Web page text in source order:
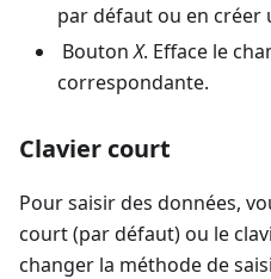
par défaut ou en créer
BoutonX. Efface le
correspondante.
Clavier court
Pour saisir des données,
court (par défaut) ou le
changer la méthode de